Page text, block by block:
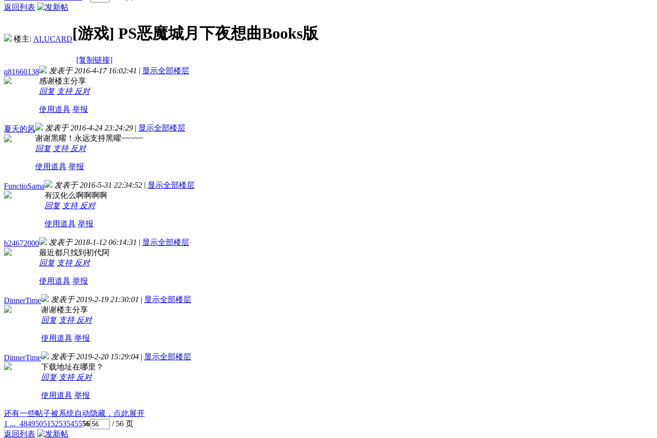
返回列表
楼主: ALUCARD[游戏] PS恶魔城月下夜想曲Books版
[复制链接]
q81660138
发表于 2016-4-17 16:02:41 | 显示全部楼层
感谢楼主分享
回复 支持 反对
使用道具 举报
夏天的风 发表于 2016-4-24 23:24:29 | 显示全部楼层
谢谢黑曜！永远支持黑曜~~~~~
回复 支持 反对
使用道具 举报
FunctioSama 发表于 2016-5-31 22:34:52 | 显示全部楼层
有汉化么啊啊啊啊
回复 支持 反对
使用道具 举报
h24672000 发表于 2018-1-12 06:14:31 | 显示全部楼层
最近都只找到初代阿
回复 支持 反对
使用道具 举报
DinnerTime 发表于 2019-2-19 21:30:01 | 显示全部楼层
谢谢楼主分享
回复 支持 反对
使用道具 举报
DinnerTime 发表于 2019-2-20 15:29:04 | 显示全部楼层
下载地址在哪里？
回复 支持 反对
使用道具 举报
还有一些帖子被系统自动隐藏，点此展开
1 ... 48495051 5253545556
/ 56 页
返回列表